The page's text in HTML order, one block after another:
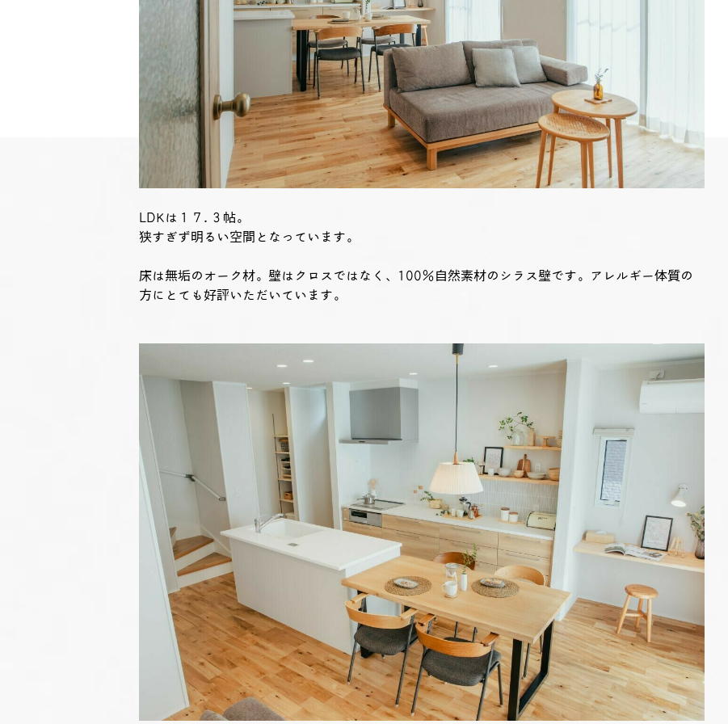
LDKは１７.３帖。
狭すぎず明るい空間となっています。
床は無垢のオーク材。壁はクロスではなく、100％自然素材のシラス壁です。アレルギー体質の
方にとても好評いただいています。